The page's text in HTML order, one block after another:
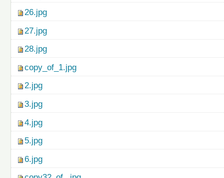
26.jpg
27.jpg
28.jpg
copy_of_1.jpg
2.jpg
3.jpg
4.jpg
5.jpg
6.jpg